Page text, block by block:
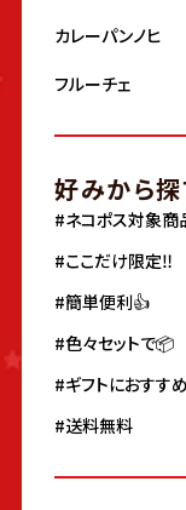
カレーパンノヒ
フルーチェ
好みから探
#ネコポス対象商
#ここだけ限定‼️
#簡単便利👍
#色々セットで📦
#ギフトにおすす
#送料無料